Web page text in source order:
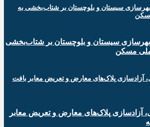
شهرسازی سیستان و بلوچستان بر شتاب‌بخشی
مسکن
آزادسازی پلاک‌های معارض و تعریض معابر